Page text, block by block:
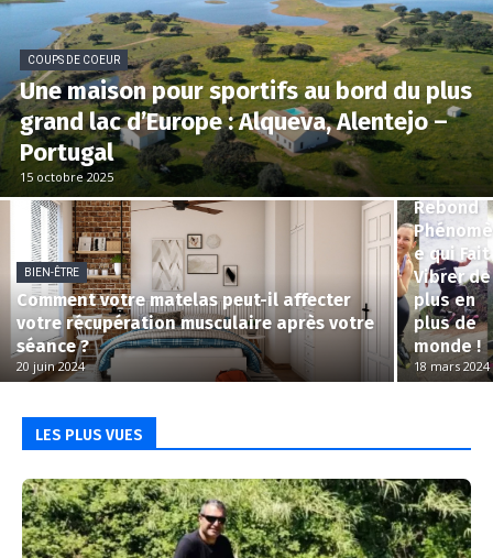
COUPS DE COEUR
Une maison pour sportifs au bord du plus
grand lac d’Europe : Alqueva, Alentejo –
Portugal
15 octobre 2025
BIEN-ÊTRE
Comment votre matelas peut-il affecter
votre récupération musculaire après votre
séance ?
20 juin 2024
BIEN-ÊTRE
Kangooju
mp : Le
Rebond
e qui Fait
Vibrer de
plus en
plus de
monde !
18 mars 2024
LES PLUS VUES